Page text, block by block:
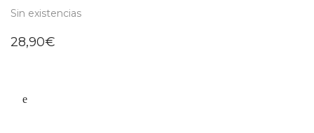
Sin existencias
28,90€